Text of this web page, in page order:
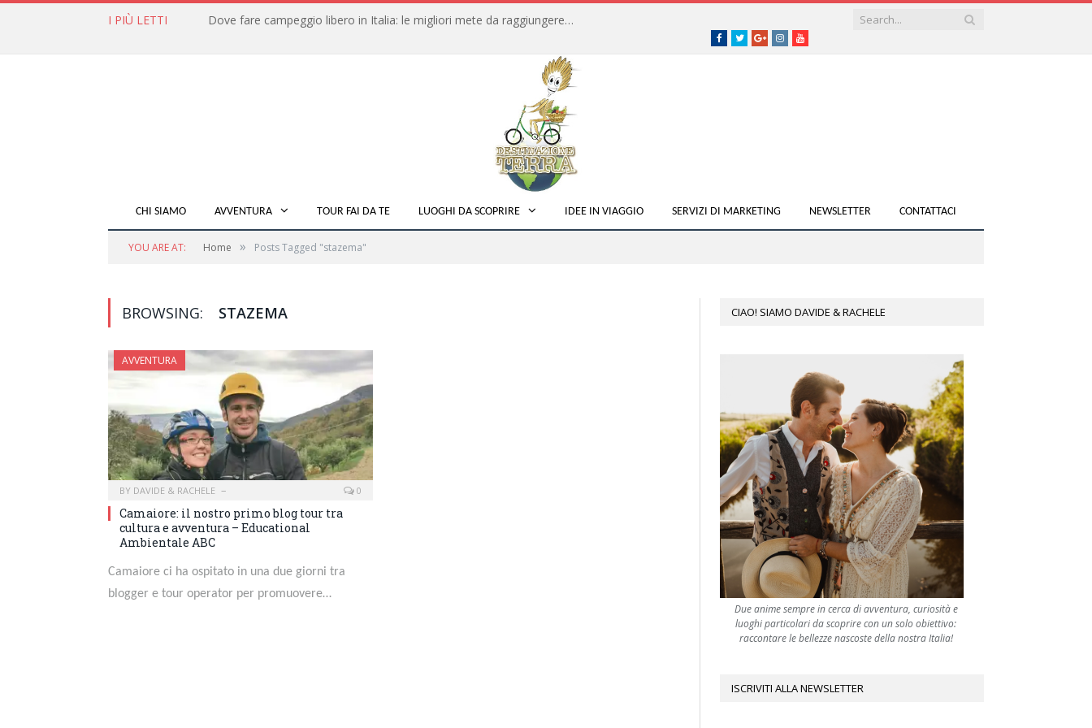
I PIÙ LETTI Dove fare campeggio libero in Italia: le migliori mete da raggiungere in traghetto
Facebook
TwitterGoogle+instagramyoutube
CHI SIAMO AVVENTURA TOUR FAI DA TE LUOGHI DA SCOPRIRE IDEE IN VIAGGIO SERVIZI DI MARKETING NEWSLETTER CONTATTACI
YOU ARE AT: Home » Posts Tagged "stazema"
BROWSING: STAZEMA
AVVENTURA
BY DAVIDE & RACHELE 0
Camaiore: il nostro primo blog tour tra
cultura e avventura – Educational
Ambientale ABC
Camaiore ci ha ospitato in una due giorni tra
blogger e tour operator per promuovere…
CIAO! SIAMO DAVIDE & RACHELE
Due anime sempre in cerca di avventura, curiosità e
luoghi particolari da scoprire con un solo obiettivo:
raccontare le bellezze nascoste della nostra Italia!
ISCRIVITI ALLA NEWSLETTER